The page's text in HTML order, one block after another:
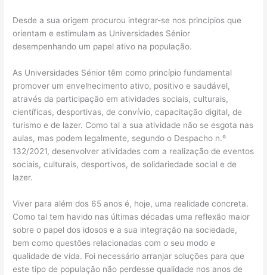
Desde a sua origem procurou integrar-se nos princípios que
orientam e estimulam as Universidades Sénior
desempenhando um papel ativo na população.
As Universidades Sénior têm como princípio fundamental
promover um envelhecimento ativo, positivo e saudável,
através da participação em atividades sociais, culturais,
científicas, desportivas, de convívio, capacitação digital, de
turismo e de lazer. Como tal a sua atividade não se esgota nas
aulas, mas podem legalmente, segundo o Despacho n.º
132/2021, desenvolver atividades com a realização de eventos
sociais, culturais, desportivos, de solidariedade social e de
lazer.
Viver para além dos 65 anos é, hoje, uma realidade concreta.
Como tal tem havido nas últimas décadas uma reflexão maior
sobre o papel dos idosos e a sua integração na sociedade,
bem como questões relacionadas com o seu modo e
qualidade de vida. Foi necessário arranjar soluções para que
este tipo de população não perdesse qualidade nos anos de